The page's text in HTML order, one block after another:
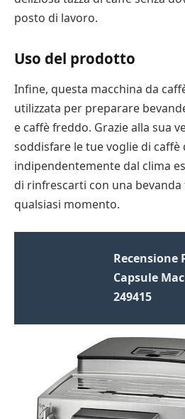
posto di lavoro.
Uso del prodotto
Infine, questa macchina da
utilizzata per preparare
e caffè freddo. Grazie alla sua
soddisfare le tue voglie di caffè
indipendentemente dal clima
di rinfrescarti con una bevanda
qualsiasi momento.
Recensione
Capsule
249415